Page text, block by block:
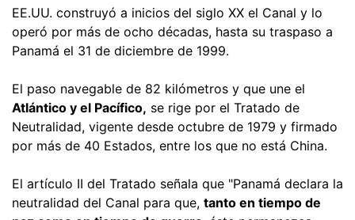
EE.UU. construyó a inicios del siglo XX el Canal y lo
operó por más de ocho décadas, hasta su traspaso a
Panamá el 31 de diciembre de 1999.
El paso navegable de 82 kilómetros y que une el
Atlántico y el Pacífico, se rige por el Tratado de
Neutralidad, vigente desde octubre de 1979 y firmado
por más de 40 Estados, entre los que no está China.
El artículo II del Tratado señala que "Panamá declara la
neutralidad del Canal para que, tanto en tiempo de